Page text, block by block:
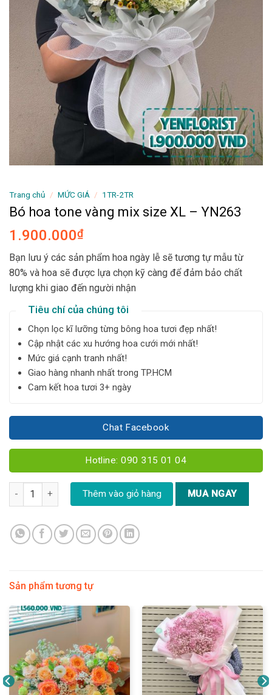
Trang chủ / MỨC GIÁ / 1TR-2TR
Bó hoa tone vàng mix size XL – YN263
1.900.000₫
Bạn lưu ý các sản phẩm hoa ngày lễ sẽ tương tự mẫu từ
80% và hoa sẽ được lựa chọn kỹ càng để đảm bảo chất
lượng khi giao đến người nhận
Tiêu chí của chúng tôi
Chọn lọc kĩ lưỡng từng bông hoa tươi đẹp nhất!
Cập nhật các xu hướng hoa cưới mới nhất!
Mức giá cạnh tranh nhất!
Giao hàng nhanh nhất trong TP.HCM
Cam kết hoa tươi 3+ ngày
Chat Facebook
Hotline: 090 315 01 04
Bó hoa tone vàng mix size XL - YN263 số lượng
Thêm vào giỏ hàng MUA NGAY
Sản phẩm tương tự